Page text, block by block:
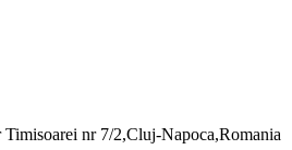
Timisoarei nr 7/2,Cluj-Napoca,Romania